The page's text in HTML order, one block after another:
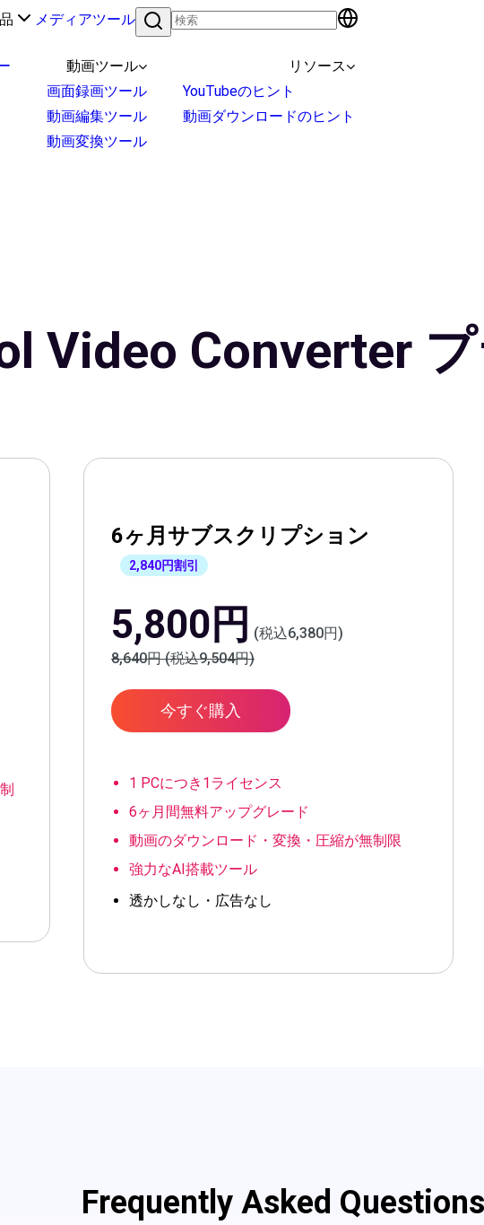
メディアツール
動画ツール
画面録画ツール
動画編集ツール
動画変換ツール
リソース
YouTubeのヒント
動画ダウンロードのヒント
Video Converter
6ヶ月サブスクリプション
2,840円割引
5,800円
(税込6,380円)
8,640円 (税込9,504円)
今すぐ購入
1 PCにつき1ライセンス
6ヶ月間無料アップグレード
動画のダウンロード・変換・圧縮が無制限
強力なAI搭載ツール
透かしなし・広告なし
Frequently Asked Questions